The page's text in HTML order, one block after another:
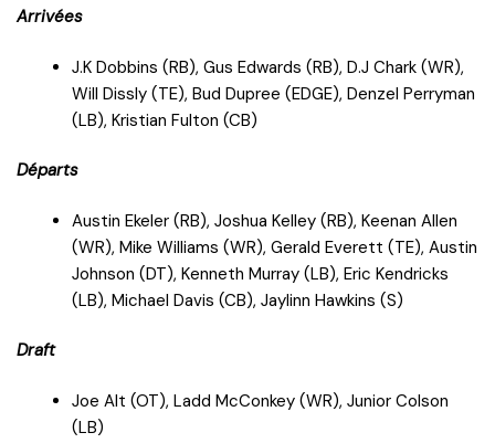
Arrivées
J.K Dobbins (RB), Gus Edwards (RB), D.J Chark (WR),
Will Dissly (TE), Bud Dupree (EDGE), Denzel Perryman
(LB), Kristian Fulton (CB)
Départs
Austin Ekeler (RB), Joshua Kelley (RB), Keenan Allen
(WR), Mike Williams (WR), Gerald Everett (TE), Austin
Johnson (DT), Kenneth Murray (LB), Eric Kendricks
(LB), Michael Davis (CB), Jaylinn Hawkins (S)
Draft
Joe Alt (OT), Ladd McConkey (WR), Junior Colson
(LB)